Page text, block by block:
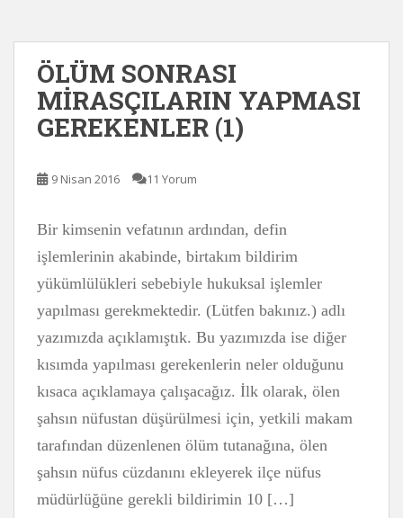
ÖLÜM SONRASI
MİRASÇILARIN YAPMASI
GEREKENLER (1)
9 Nisan 2016 11 Yorum
Bir kimsenin vefatının ardından, defin
işlemlerinin akabinde, birtakım bildirim
yükümlülükleri sebebiyle hukuksal işlemler
yapılması gerekmektedir. (Lütfen bakınız.) adlı
yazımızda açıklamıştık. Bu yazımızda ise diğer
kısımda yapılması gerekenlerin neler olduğunu
kısaca açıklamaya çalışacağız. İlk olarak, ölen
şahsın nüfustan düşürülmesi için, yetkili makam
tarafından düzenlenen ölüm tutanağına, ölen
şahsın nüfus cüzdanını ekleyerek ilçe nüfus
müdürlüğüne gerekli bildirimin 10 […]